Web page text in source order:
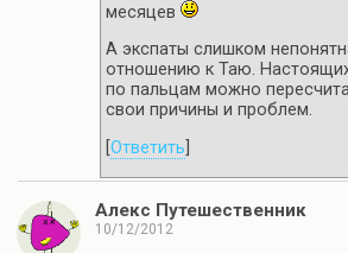
месяцев
А экспаты слишком
отношению к Таю.
по пальцам можно
свои причины и проблем.
Ответить
Алекс Путешественник
10/12/2012